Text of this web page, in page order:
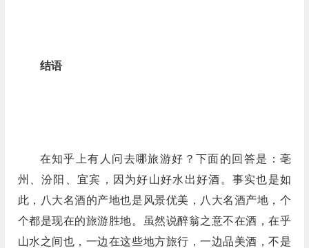
结语
在知乎上有人问去哪旅游好？下面的回答是：亳
州、汾阳、宜宾，因为好山好水出好酒。事实也是如
此，八大名酒的产地也是风景优美，八大名酒产地，个
个都是现在的旅游胜地。虽然说醉翁之意不在酒，在乎
山水之间也，一边在这些地方旅行，一边品美酒，不是